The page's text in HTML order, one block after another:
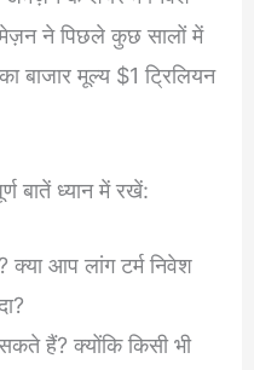
ने पिछले कुछ सालों में
बाजार मूल्य $1 ट्रिलियन
बातें ध्यान में रखें:
क्या आप लांग टर्म निवेश
हैं? क्योंकि किसी भी